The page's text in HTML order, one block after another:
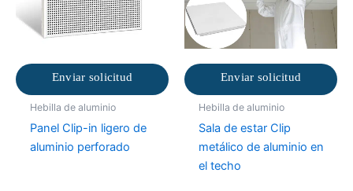
Enviar solicitud
Hebilla de aluminio
Panel Clip-in ligero de
aluminio perforado
Enviar solicitud
Hebilla de aluminio
Sala de estar Clip
metálico de aluminio en
el techo